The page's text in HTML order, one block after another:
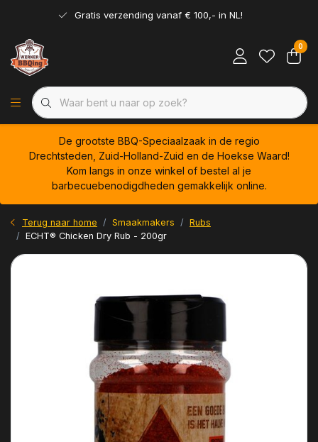
Gratis verzending vanaf € 100,- in NL!
0
De grootste BBQ-Speciaalzaak in de regio
Drechtsteden, Zuid-Holland-Zuid en de Hoekse Waard!
Kom langs in onze winkel of bestel al je
barbecuebenodigdheden gemakkelijk online.
Terug naar home Smaakmakers
Rubs
ECHT® Chicken Dry Rub - 200gr